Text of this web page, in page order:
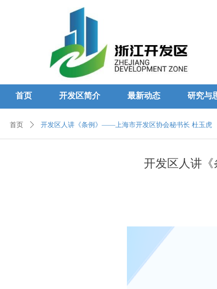
首页 开发区简介 最新动态 研究与
开发区人讲
首页 ꄲ 开发区人讲《条例》——上海市开发区协会秘书长 杜玉虎